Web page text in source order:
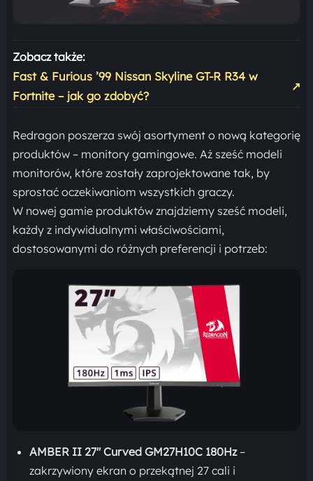
Zobacz także:
Fast & Furious ’99 Nissan Skyline GT-R R34 w
Fortnite – jak go zdobyć?
↗
Redragon poszerza swój asortyment o nową kategorię
produktów – monitory gamingowe. Aż sześć modeli
monitorów, które zostały zaprojektowane tak, by
sprostać oczekiwaniom wszystkich graczy.
W nowej gamie produktów znajdziemy sześć modeli,
każdy z indywidualnymi właściwościami,
dostosowanymi do różnych preferencji i potrzeb:
AMBER II 27″ Curved GM27H10C 180Hz–
zakrzywiony ekran o przekątnej 27 cali i